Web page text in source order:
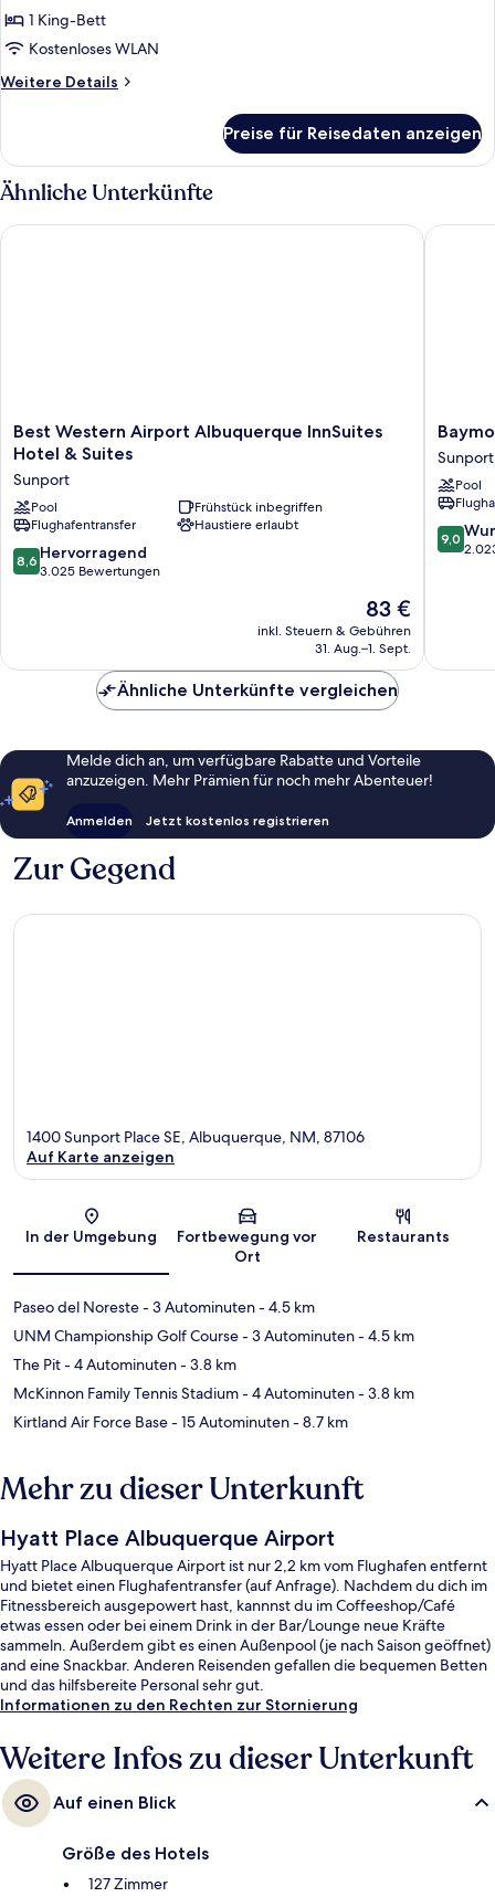
1 King-
Bett
anzeigen
1 King-Bett
Kostenloses WLAN
Weitere Details
Weitere
1 King-
Bett
Preise für Reisedaten anzeigen
Ähnliche Unterkünfte
Best
Western
Albuquerque
InnSuites
Hotel
&
Suites
Best Western Airport Albuquerque InnSuites
Hotel & Suites
Sunport
Pool
Frühstück inbegriffen
Flughafentransfer
Haustiere erlaubt
8.6
von
8,6 Hervorragend
3.025 Bewertungen
Der
Preis
beträgt
83 €
inkl. Steuern & Gebühren
31. Aug.–1. Sept.
Best Western Airport Albuquerque InnSuites Hotel & Suites
by
Airport
Sunport
Sunport
Pool
9.0
von
9,0
Ähnliche Unterkünfte vergleichen
Melde dich an, um verfügbare Rabatte und Vorteile
anzuzeigen. Mehr Prämien für noch mehr Abenteuer!
Anmelden Jetzt kostenlos registrieren
Zur Gegend
Karte
1400 Sunport Place SE, Albuquerque, NM, 87106
Auf Karte anzeigen
In der Umgebung
Fortbewegung vor
Ort
Restaurants
Paseo del Noreste- 3 Autominuten- 4.5 km
UNM Championship Golf Course- 3 Autominuten- 4.5 km
The Pit- 4 Autominuten- 3.8 km
McKinnon Family Tennis Stadium- 4 Autominuten- 3.8 km
Kirtland Air Force Base- 15 Autominuten- 8.7 km
Mehr zu dieser Unterkunft
Hyatt Place Albuquerque Airport
Hyatt Place Albuquerque Airport ist nur 2,2 km vom Flughafen entfernt
und bietet einen Flughafentransfer (auf Anfrage). Nachdem du dich im
Fitnessbereich ausgepowert hast, kannnst du im Coffeeshop/Café
etwas essen oder bei einem Drink in der Bar/Lounge neue Kräfte
sammeln. Außerdem gibt es einen Außenpool (je nach Saison geöffnet)
and eine Snackbar. Anderen Reisenden gefallen die bequemen Betten
und das hilfsbereite Personal sehr gut.
Informationen zu den Rechten zur Stornierung
Weitere Infos zu dieser Unterkunft
Auf einen Blick
Größe des Hotels
127 Zimmer